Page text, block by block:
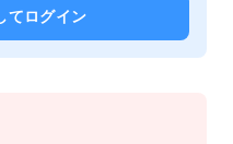
てログイン